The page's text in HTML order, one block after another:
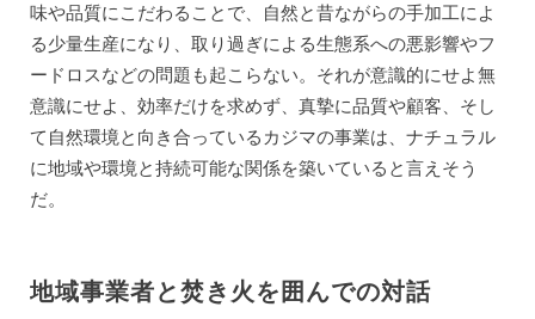
味や品質にこだわることで、自然と昔ながらの手加工によ
る少量生産になり、取り過ぎによる生態系への悪影響やフ
ードロスなどの問題も起こらない。それが意識的にせよ無
意識にせよ、効率だけを求めず、真摯に品質や顧客、そし
て自然環境と向き合っているカジマの事業は、ナチュラル
に地域や環境と持続可能な関係を築いていると言えそう
だ。
地域事業者と焚き火を囲んでの対話